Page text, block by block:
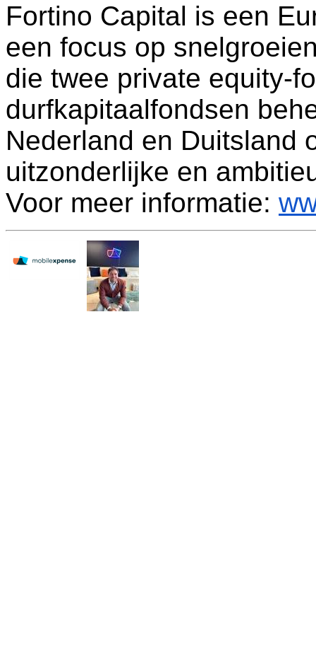
Fortino Capital is een
een focus op
die twee private equity-
durfkapitaalfondsen
Nederland en Duitsland
uitzonderlijke en
Voor meer informatie: